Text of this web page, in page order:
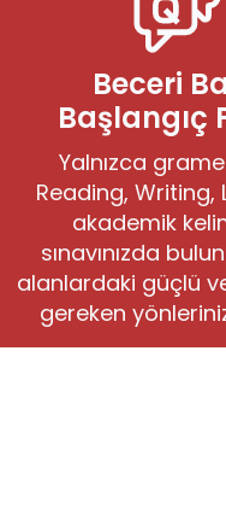
Beceri
Başlangıç
Yalnızca
Reading, Writing,
akademik
sınavınızda
alanlardaki güçlü
gereken